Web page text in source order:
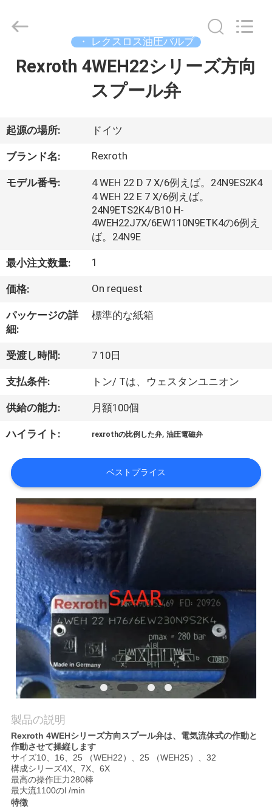
家
品
私
い
て
工
場
旅
行
品
質
管
理
私
達
に
連
絡
し
な
さ
い
2019
Electronic
・ レクスロス油圧バルブ
Rexroth 4WEH22シリーズ方向
スプール弁
起源の場所: ドイツ
ブランド名: Rexroth
モデル番号:
4 WEH 22 D 7 X/6例えば。24N9ES2K4
4 WEH 22 E 7 X/6例えば。
24N9ETS2K4/B10 H-
4WEH22J7X/6EW110N9ETK4の6例え
ば。24N9E
最小注文数量: 1
価格: On request
パッケージの詳
細:
標準的な紙箱
受渡し時間: 7 10日
支払条件: トン/ Tは、ウェスタンユニオン
供給の能力: 月額100個
ハイライト: rexrothの比例した弁,油圧電磁弁
ベストプライス
製品の説明
Rexroth 4WEHシリーズ方向スプール弁は、電気流体式の作動と
作動させて操縦します
サイズ10、16、25 （WEH22）、25 （WEH25）、32
構成シリーズ4X、7X、6X
最高の操作圧力280棒
最大流1100のl /min
特徴